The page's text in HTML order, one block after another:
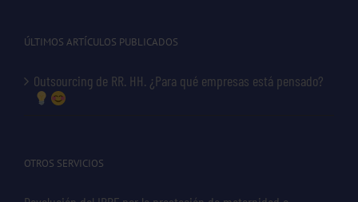
ÚLTIMOS ARTÍCULOS PUBLICADOS
Outsourcing de RR. HH. ¿Para qué empresas está pensado?
OTROS SERVICIOS